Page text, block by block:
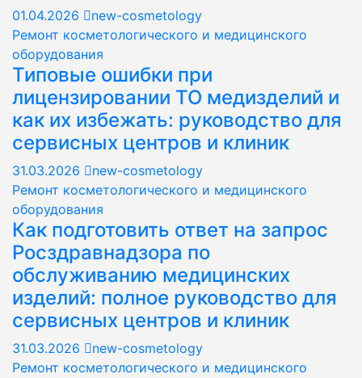
01.04.2026
new-cosmetology
Ремонт косметологического и медицинского
оборудования
Типовые ошибки при
лицензировании ТО медизделий и
как их избежать: руководство для
сервисных центров и клиник
31.03.2026
new-cosmetology
Ремонт косметологического и медицинского
оборудования
Как подготовить ответ на запрос
Росздравнадзора по
обслуживанию медицинских
изделий: полное руководство для
сервисных центров и клиник
31.03.2026
new-cosmetology
Ремонт косметологического и медицинского